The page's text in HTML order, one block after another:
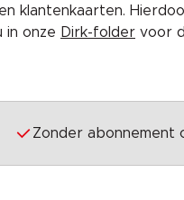
klantenkaarten.
in onze Dirk-folder voor
Zonder abonnement